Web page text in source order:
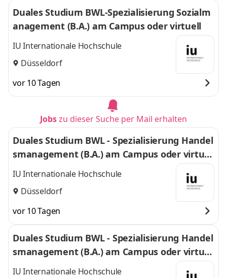
Duales Studium BWL-Spezialisierung Sozialm
anagement (B.A.) am Campus oder virtuell
IU Internationale Hochschule
Düsseldorf
vor 10 Tagen
Jobszu dieser Suche per Mail erhalten
Duales Studium BWL - Spezialisierung Handel
smanagement (B.A.) am Campus oder virtuel
l
IU Internationale Hochschule
Düsseldorf
vor 10 Tagen
Duales Studium BWL - Spezialisierung Handel
smanagement (B.A.) am Campus oder virtuel
l
IU Internationale Hochschule